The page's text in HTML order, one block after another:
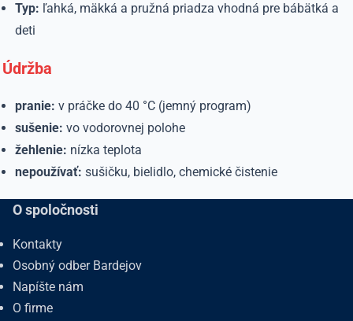
Typ: ľahká, mäkká a pružná priadza vhodná pre bábätká a
deti
Údržba
pranie: v práčke do 40 °C (jemný program)
sušenie: vo vodorovnej polohe
žehlenie: nízka teplota
nepoužívať: sušičku, bielidlo, chemické čistenie
O spoločnosti
Kontakty
Osobný odber Bardejov
Napíšte nám
O firme